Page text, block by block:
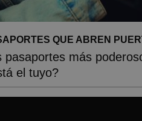
QUE ABREN
pasaportes más
el tuyo?